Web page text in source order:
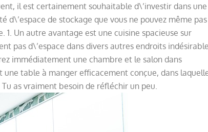
il est certainement souhaitable d\’investir dans une
de stockage que vous ne pouvez même pas
Un autre avantage est une cuisine spacieuse sur
pas d\’espace dans divers autres endroits
immédiatement une chambre et le salon dans
table à manger efficacement conçue, dans
as vraiment besoin de réfléchir un peu.